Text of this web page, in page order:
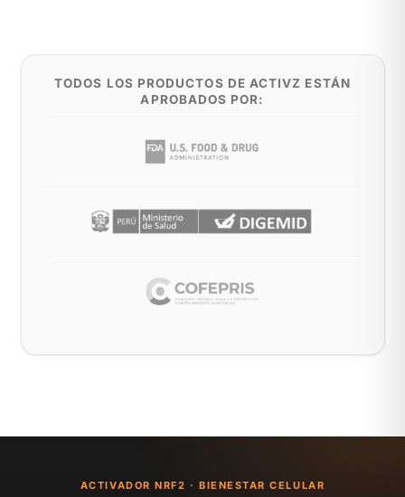
TODOS LOS PRODUCTOS DE ACTIVZ ESTÁN
APROBADOS POR:
ACTIVADOR NRF2 · BIENESTAR CELULAR